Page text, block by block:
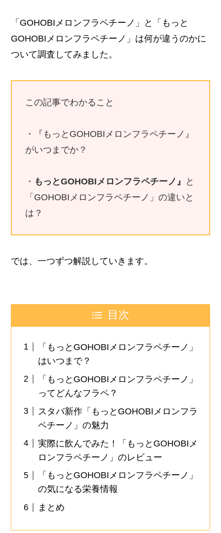
「GOHOBIメロンフラペチーノ」と「もっと
GOHOBIメロンフラペチーノ」は何が違うのかに
ついて調査してみました。
この記事でわかること
・『もっとGOHOBIメロンフラペチーノ』
がいつまでか？
・ もっとGOHOBIメロンフラペチーノ』
と
「GOHOBIメロンフラペチーノ」の違いと
は？
では、一つずつ解説していきます。
目次
「もっとGOHOBIメロンフラペチーノ」
はいつまで？
「もっとGOHOBIメロンフラペチーノ」
ってどんなフラペ？
スタバ新作「もっとGOHOBIメロンフラ
ペチーノ」の魅力
実際に飲んでみた！「もっとGOHOBIメ
ロンフラペチーノ」のレビュー
「もっとGOHOBIメロンフラペチーノ」
の気になる栄養情報
まとめ